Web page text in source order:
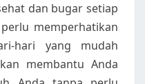
dan bugar setiap
memperhatikan
hari yang mudah
membantu Anda